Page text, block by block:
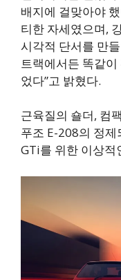
배지에 걸맞아야
티한 자세였으며,
시각적 단서를 만
트랙에서든 똑같
었다”고 밝혔다.
근육질의 숄더, 컴
푸조 E-208의 정
GTi를 위한 이상적